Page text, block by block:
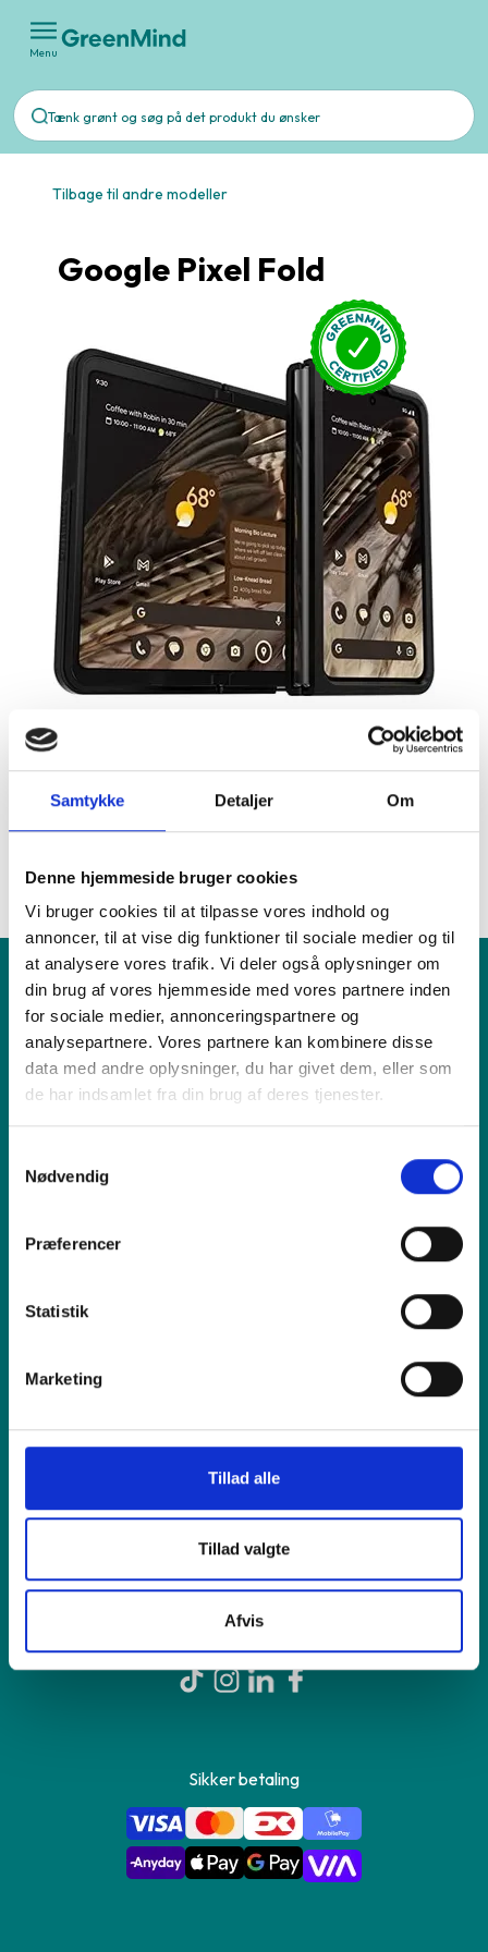
Samtykke Detaljer Om
Denne hjemmeside bruger cookies
Vi bruger cookies til at tilpasse vores indhold og
annoncer, til at vise dig funktioner til sociale medier og til
at analysere vores trafik. Vi deler også oplysninger om
din brug af vores hjemmeside med vores partnere inden
for sociale medier, annonceringspartnere og
analysepartnere. Vores partnere kan kombinere disse
data med andre oplysninger, du har givet dem, eller som
de har indsamlet fra din brug af deres tjenester.
Nødvendig
Præferencer
Statistik
Marketing
Tillad alle
Tillad valgte
Afvis
Menu
Tilbage til andre modeller
Google Pixel Fold
Fandt du ikke det du søgte efter?
RING TIL OS FIND VÆRKSTED
Produkt
Vi tilbyder
Inspiration
Hjælp
Shop online
Om GreenMind
Kontakt os
Sikker betaling